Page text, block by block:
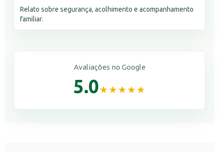
Relato sobre segurança, acolhimento e acompanhamento
familiar.
Avaliações no Google
5.0★★★★★